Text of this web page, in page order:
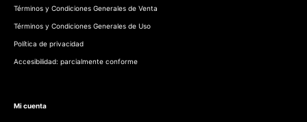
Términos y Condiciones Generales de Venta
Términos y Condiciones Generales de Uso
Política de privacidad
Accesibilidad: parcialmente conforme
Mi cuenta